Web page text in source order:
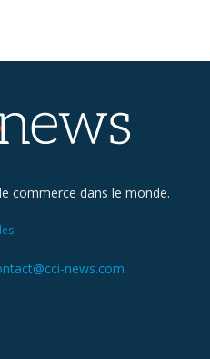
commerce dans le monde.
news.com